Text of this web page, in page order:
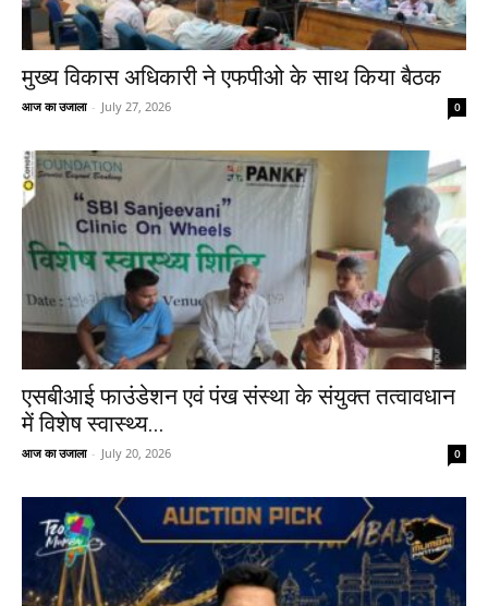
मुख्य विकास अधिकारी ने एफपीओ के साथ किया बैठक
आज का उजाला - July 27, 2026 0
एसबीआई फाउंडेशन एवं पंख संस्था के संयुक्त तत्वावधान
में विशेष स्वास्थ्य...
आज का उजाला - July 20, 2026 0